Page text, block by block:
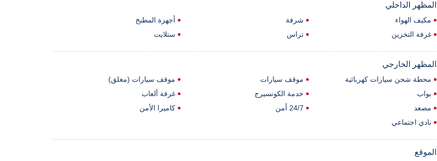
المظهر الداخلي
مكيف الهواء شرفة
أجهزة المطبخ
غرفة التخزين
تراس ستلايت
المظهر الخارجي
محطة شحن سيارات كهربائية موقف سيارات
موقف سيارات (مغلق)
بواب
خدمة الكونسيرج
غرفة ألعاب
مصعد
24/7 أمن
كاميرا الأمن
نادي اجتماعي
الموقع